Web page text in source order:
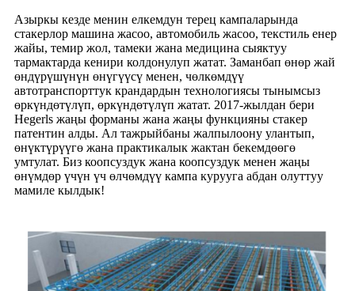
Азыркы кезде менин елкемдун терец кампаларында
стакерлор машина жасоо, автомобиль жасоо, текстиль енер
жайы, темир жол, тамеки жана медицина сыяктуу
тармактарда кенири колдонулуп жатат. Заманбап өнөр жай
өндүрүшүнүн өнүгүүсү менен, чөлкөмдүү
автотранспорттук крандардын технологиясы тынымсыз
өркүндөтүлүп, өркүндөтүлүп жатат. 2017-жылдан бери
Hegerls жаңы форманы жана жаңы функцияны стакер
патентин алды. Ал тажрыйбаны жалпылоону улантып,
өнүктүрүүгө жана практикалык жактан бекемдөөгө
умтулат. Биз коопсуздук жана коопсуздук менен жаңы
өнүмдөр үчүн үч өлчөмдүү кампа курууга абдан олуттуу
мамиле кылдык!